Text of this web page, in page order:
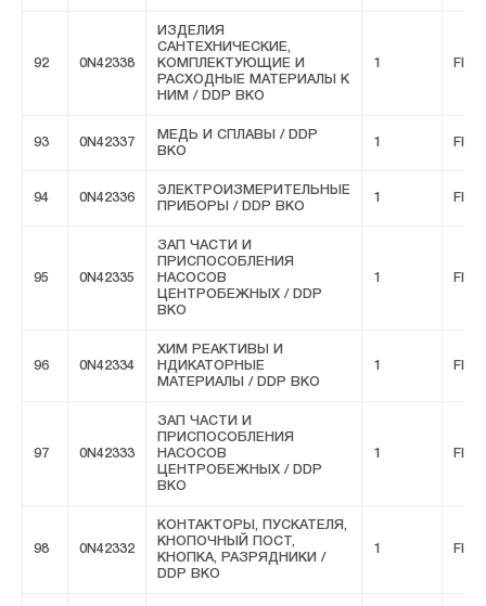
92 0N42338
ИЗДЕЛИЯ
САНТЕХНИЧЕСКИЕ,
КОМПЛЕКТУЮЩИЕ И
РАСХОДНЫЕ МАТЕРИАЛЫ К
НИМ / DDP ВКО
1 FIVE
93 0N42337
МЕДЬ И СПЛАВЫ / DDP
ВКО
1 FIVE
94 0N42336
ЭЛЕКТРОИЗМЕРИТЕЛЬНЫЕ
ПРИБОРЫ / DDP ВКО
1 FIVE
95 0N42335
ЗАП ЧАСТИ И
ПРИСПОСОБЛЕНИЯ
НАСОСОВ
ЦЕНТРОБЕЖНЫХ / DDP
ВКО
1 FIVE
96 0N42334
ХИМ РЕАКТИВЫ И
НДИКАТОРНЫЕ
МАТЕРИАЛЫ / DDP ВКО
1 FIVE
97 0N42333
ЗАП ЧАСТИ И
ПРИСПОСОБЛЕНИЯ
НАСОСОВ
ЦЕНТРОБЕЖНЫХ / DDP
ВКО
1 FIVE
98 0N42332
КОНТАКТОРЫ, ПУСКАТЕЛЯ,
КНОПОЧНЫЙ ПОСТ,
КНОПКА, РАЗРЯДНИКИ /
DDP ВКО
1 FIVE